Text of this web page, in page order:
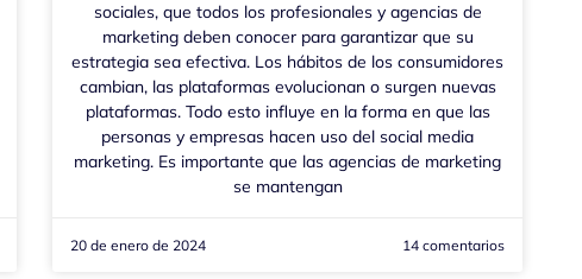
sociales, que todos los profesionales y agencias de
marketing deben conocer para garantizar que su
estrategia sea efectiva. Los hábitos de los consumidores
cambian, las plataformas evolucionan o surgen nuevas
plataformas. Todo esto influye en la forma en que las
personas y empresas hacen uso del social media
marketing. Es importante que las agencias de marketing
se mantengan
20 de enero de 2024 14 comentarios